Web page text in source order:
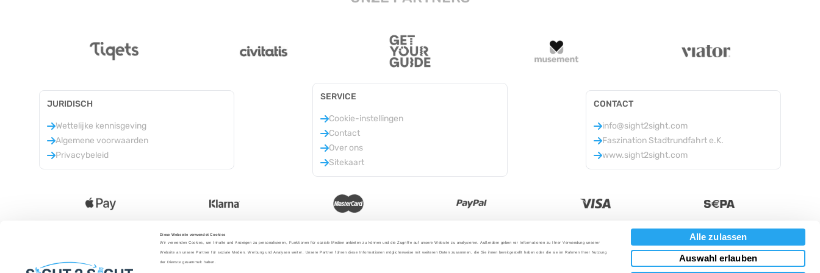
Diese Webseite verwendet Cookies
Wir verwenden Cookies, um Inhalte und Anzeigen zu personalisieren, Funktionen für soziale Medien anbieten zu können und die Zugriffe auf unsere Website zu analysieren. Außerdem geben wir Informationen zu Ihrer Verwendung unserer
Website an unsere Partner für soziale Medien, Werbung und Analysen weiter. Unsere Partner führen diese Informationen möglicherweise mit weiteren Daten zusammen, die Sie ihnen bereitgestellt haben oder die sie im Rahmen Ihrer Nutzung
der Dienste gesammelt haben.
Alle zulassen
Auswahl erlauben
JURIDISCH
Wettelijke kennisgeving
Algemene voorwaarden
Privacybeleid
SERVICE
Cookie-instellingen
Contact
Over ons
Sitekaart
CONTACT
info@sight2sight.com
Faszination Stadtrundfahrt e.K.
www.sight2sight.com
Valuta: